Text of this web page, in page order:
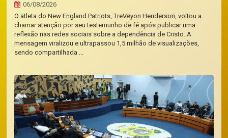
06/08/2026
O atleta do New England Patriots, TreVeyon Henderson, voltou a
chamar atenção por seu testemunho de fé após publicar uma
reflexão nas redes sociais sobre a dependência de Cristo. A
mensagem viralizou e ultrapassou 1,5 milhão de visualizações,
sendo compartilhada ...